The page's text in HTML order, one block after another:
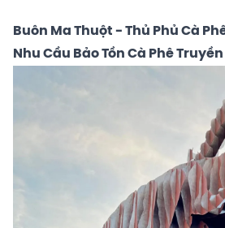
Buôn Ma Thuột - Thủ Phủ Cà
Nhu Cầu Bảo Tồn Cà Phê